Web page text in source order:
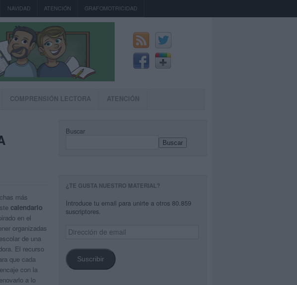
NAVIDAD ATENCIÓN GRAFOMOTRICIDAD
COMPRENSIÓN LECTORA ATENCIÓN
más
calendario
en el
organizadas
de una
El recurso
que cada
con la
a lo
Buscar
Buscar
¿TE GUSTA NUESTRO MATERIAL?
Introduce tu email para unirte a otros 80.859
suscriptores.
Dirección
de
Suscribir